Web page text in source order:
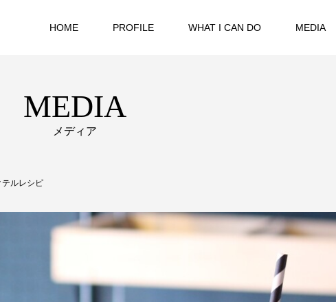
HOME PROFILE WHAT I CAN DO MEDIA
MEDIA
メディア
ルレシピ